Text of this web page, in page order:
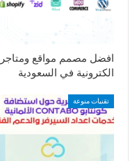
افضل مصمم مواقع ومتاجر
الكترونية في السعودية
تقنيات منوعة